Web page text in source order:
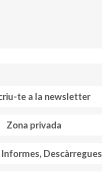
te a la newsletter
Zona privada
Descàrregues